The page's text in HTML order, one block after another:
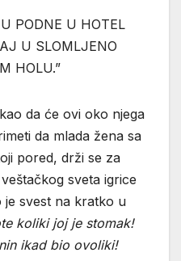
PODNE U HOTEL
U SLOMLJENO
HOLU.”
da će ovi oko njega
da mlada žena sa
pored, drži se za
sveta igrice
svest na kratko u
koliki joj je stomak!
ikad bio ovoliki!